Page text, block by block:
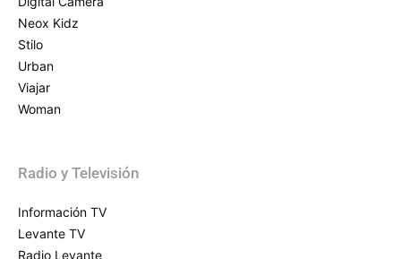
Neox Kidz
Stilo
Urban
Viajar
Woman
Radio y Televisión
Información TV
Levante TV
Radio Levante